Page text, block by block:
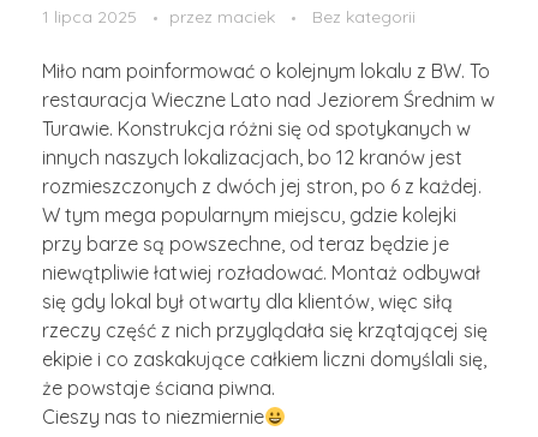
1 lipca 2025 przez maciek Bez kategorii
Miło nam poinformować o kolejnym lokalu z BW. To
restauracja Wieczne Lato nad Jeziorem Średnim w
Turawie. Konstrukcja różni się od spotykanych w
innych naszych lokalizacjach, bo 12 kranów jest
rozmieszczonych z dwóch jej stron, po 6 z każdej.
W tym mega popularnym miejscu, gdzie kolejki
przy barze są powszechne, od teraz będzie je
niewątpliwie łatwiej rozładować. Montaż odbywał
się gdy lokal był otwarty dla klientów, więc siłą
rzeczy część z nich przyglądała się krzątającej się
ekipie i co zaskakujące całkiem liczni domyślali się,
że powstaje ściana piwna.
Cieszy nas to niezmiernie